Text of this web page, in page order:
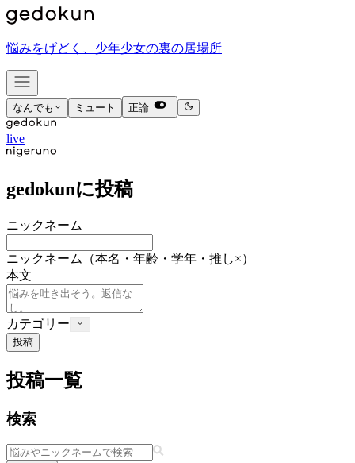
悩みをげどく、少年少女の裏の居場所
なんでも ミュート 正論
live
gedokunに投稿
ニックネーム
ニックネーム
（本名・年齢・学年・推し×）
本文
カテゴリー
投稿
投稿一覧
検索